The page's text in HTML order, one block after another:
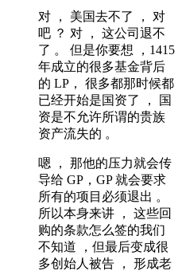
对 ， 美国去不了 ， 对
吧 ？ 对 ， 这公司退不
了 。 但是你要想 ，1415
年成立的很多基金背后
的 LP， 很多都那时候都
已经开始是国资了 ， 国
资是不允许所谓的贵族
资产流失的 。
嗯 ， 那他的压力就会传
导给 GP，GP 就会要求
所有的项目必须退出 。
所以本身来讲 ， 这些回
购的条款怎么签的我们
不知道 ，但最后变成很
多创始人被告 ， 形成老